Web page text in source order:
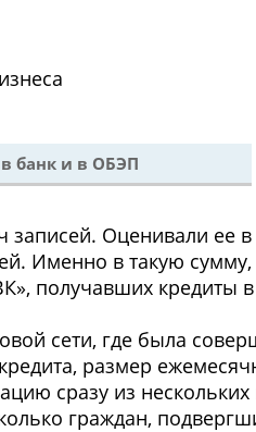
банк и в ОБЭП
Оценивали ее
Именно в такую
получавших кредиты
сети, где была
размер
сразу из
граждан,